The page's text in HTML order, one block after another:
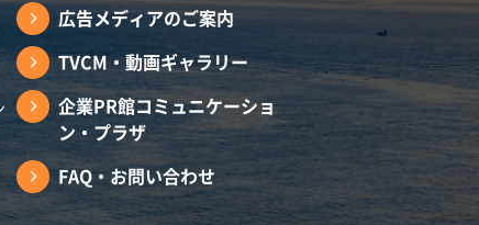
広告メディアのご案内
TVCM・動画ギャラリー
企業PR館コミュニケーショ
ン・プラザ
FAQ・お問い合わせ